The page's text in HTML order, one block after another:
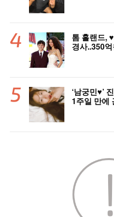
톰 홀랜드,
경사..350
‘남궁민♥’
1주일 만에